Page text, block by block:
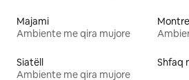
Majami
Ambiente me qira mujore
Siatëll
Ambiente me qira mujore
Shfaq